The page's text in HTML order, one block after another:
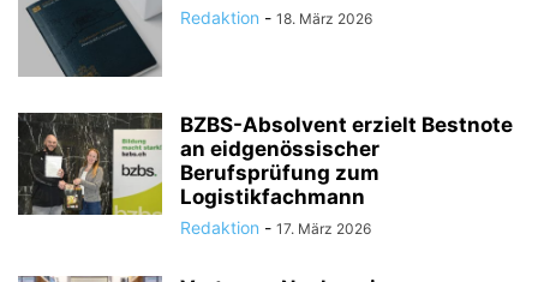
Redaktion - 18. März 2026
BZBS-Absolvent erzielt Bestnote
an eidgenössischer
Berufsprüfung zum
Logistikfachmann
Redaktion - 17. März 2026